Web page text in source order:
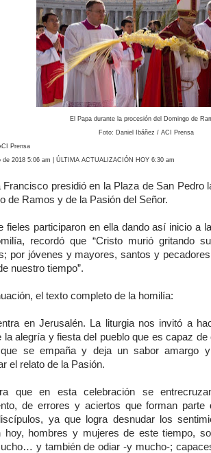
El Papa durante la procesión del Domingo de
Foto: Daniel Ibáñez / ACI Prensa
Prensa
de 2018 5:06 am | ÚLTIMA ACTUALIZACIÓN HOY 6:30 am
Francisco presidió en la Plaza de San Pedro
de Ramos y de la Pasión del Señor.
fieles participaron en ella dando así inicio a
recordó que “Cristo murió gritando
por jóvenes y mayores, santos y
nuestro tiempo”.
el texto completo de la homilía:
en Jerusalén. La liturgia nos invitó a
la alegría y fiesta del pueblo que es capaz
se empaña y deja un sabor amargo
el relato de la Pasión.
que en esta celebración se
de errores y aciertos que forman parte
ya que logra desnudar los
hoy, hombres y mujeres de este tiempo,
y también de odiar -y mucho-;